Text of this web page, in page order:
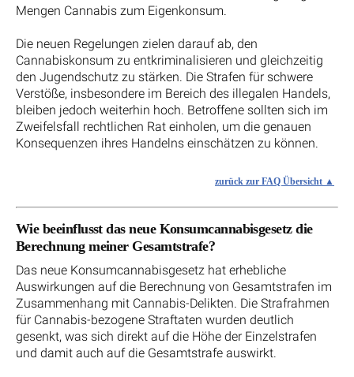
Mengen Cannabis zum Eigenkonsum.
Die neuen Regelungen zielen darauf ab, den
Cannabiskonsum zu entkriminalisieren und gleichzeitig
den Jugendschutz zu stärken. Die Strafen für schwere
Verstöße, insbesondere im Bereich des illegalen Handels,
bleiben jedoch weiterhin hoch. Betroffene sollten sich im
Zweifelsfall rechtlichen Rat einholen, um die genauen
Konsequenzen ihres Handelns einschätzen zu können.
zurück zur FAQ Übersicht
Wie beeinflusst das neue Konsumcannabisgesetz die
Berechnung meiner Gesamtstrafe?
Das neue Konsumcannabisgesetz hat erhebliche
Auswirkungen auf die Berechnung von Gesamtstrafen im
Zusammenhang mit Cannabis-Delikten. Die Strafrahmen
für Cannabis-bezogene Straftaten wurden deutlich
gesenkt, was sich direkt auf die Höhe der Einzelstrafen
und damit auch auf die Gesamtstrafe auswirkt.